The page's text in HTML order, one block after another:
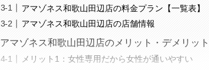
アマゾネス和歌山田辺店の料金プラン【一覧表】
アマゾネス和歌山田辺店の店舗情報
アマゾネス和歌山田辺店のメリット・デメリット
メリット1：女性専用だから女性が通いやすい